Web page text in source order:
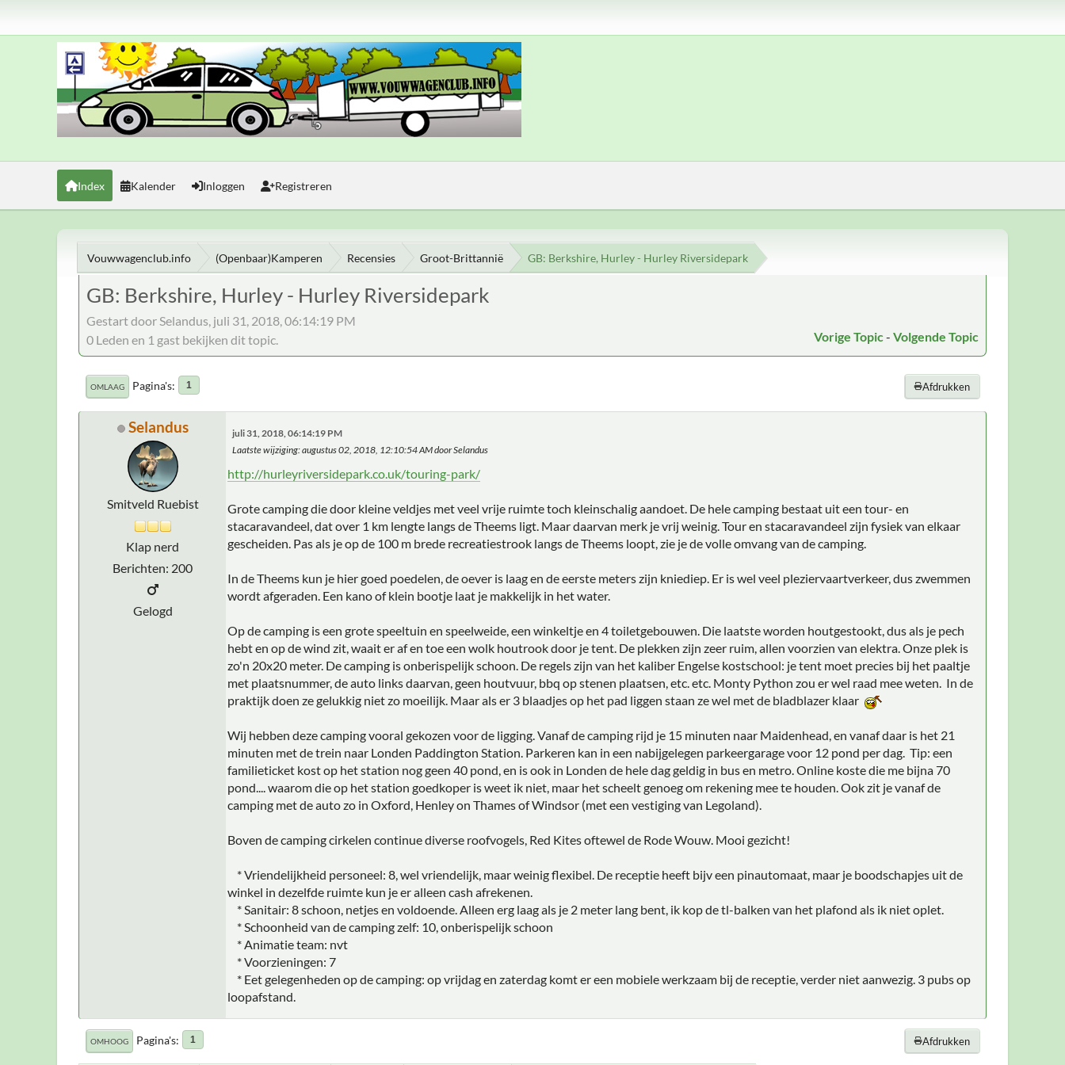
Index Kalender Inloggen Registreren
Vouwwagenclub.info (Openbaar)Kamperen Recensies Groot-Brittannië GB: Berkshire, Hurley - Hurley Riversidepark
GB: Berkshire, Hurley - Hurley Riversidepark
Gestart door Selandus, juli 31, 2018, 06:14:19 PM
Vorige Topic - Volgende Topic
0 Leden en 1 gast bekijken dit topic.
Afdrukken
OMLAAG Pagina's 1
Selandus
Smitveld Ruebist
Klap nerd
Berichten: 200
Gelogd
juli 31, 2018, 06:14:19 PM
Laatste wijziging: augustus 02, 2018, 12:10:54 AM door Selandus
http://hurleyriversidepark.co.uk/touring-park/
Grote camping die door kleine veldjes met veel vrije ruimte toch kleinschalig aandoet. De hele camping bestaat uit een tour- en
stacaravandeel, dat over 1 km lengte langs de Theems ligt. Maar daarvan merk je vrij weinig. Tour en stacaravandeel zijn fysiek van elkaar
gescheiden. Pas als je op de 100 m brede recreatiestrook langs de Theems loopt, zie je de volle omvang van de camping.
In de Theems kun je hier goed poedelen, de oever is laag en de eerste meters zijn kniediep. Er is wel veel pleziervaartverkeer, dus zwemmen
wordt afgeraden. Een kano of klein bootje laat je makkelijk in het water.
Op de camping is een grote speeltuin en speelweide, een winkeltje en 4 toiletgebouwen. Die laatste worden houtgestookt, dus als je pech
hebt en op de wind zit, waait er af en toe een wolk houtrook door je tent. De plekken zijn zeer ruim, allen voorzien van elektra. Onze plek is
zo'n 20x20 meter. De camping is onberispelijk schoon. De regels zijn van het kaliber Engelse kostschool: je tent moet precies bij het paaltje
met plaatsnummer, de auto links daarvan, geen houtvuur, bbq op stenen plaatsen, etc. etc. Monty Python zou er wel raad mee weten. In de
praktijk doen ze gelukkig niet zo moeilijk. Maar als er 3 blaadjes op het pad liggen staan ze wel met de bladblazer klaar
Wij hebben deze camping vooral gekozen voor de ligging. Vanaf de camping rijd je 15 minuten naar Maidenhead, en vanaf daar is het 21
minuten met de trein naar Londen Paddington Station. Parkeren kan in een nabijgelegen parkeergarage voor 12 pond per dag. Tip: een
familieticket kost op het station nog geen 40 pond, en is ook in Londen de hele dag geldig in bus en metro. Online koste die me bijna 70
pond.... waarom die op het station goedkoper is weet ik niet, maar het scheelt genoeg om rekening mee te houden. Ook zit je vanaf de
camping met de auto zo in Oxford, Henley on Thames of Windsor (met een vestiging van Legoland).
Boven de camping cirkelen continue diverse roofvogels, Red Kites oftewel de Rode Wouw. Mooi gezicht!
* Vriendelijkheid personeel: 8, wel vriendelijk, maar weinig flexibel. De receptie heeft bijv een pinautomaat, maar je boodschapjes uit de
winkel in dezelfde ruimte kun je er alleen cash afrekenen.
* Sanitair: 8 schoon, netjes en voldoende. Alleen erg laag als je 2 meter lang bent, ik kop de tl-balken van het plafond als ik niet oplet.
* Schoonheid van de camping zelf: 10, onberispelijk schoon
* Animatie team: nvt
* Voorzieningen: 7
* Eet gelegenheden op de camping: op vrijdag en zaterdag komt er een mobiele werkzaam bij de receptie, verder niet aanwezig. 3 pubs op
loopafstand.
Afdrukken
OMHOOG Pagina's 1